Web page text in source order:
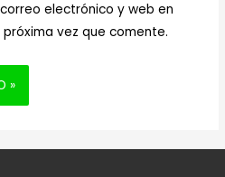
electrónico y web en
vez que comente.